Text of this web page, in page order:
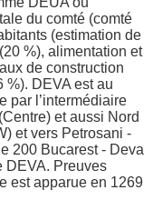
du comté (comté
(estimation de
%), alimentation et
de construction
%). DEVA est au
par l’intermédiaire
et aussi Nord
et vers Petrosani -
200 Bucarest - Deva
DEVA. Preuves
est apparue en 1269